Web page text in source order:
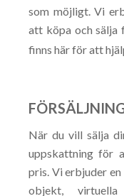
som möjligt. Vi
att köpa och sälja
finns här för att
När du vill sälja
uppskattning för
pris. Vi erbjuder
objekt, virtuella